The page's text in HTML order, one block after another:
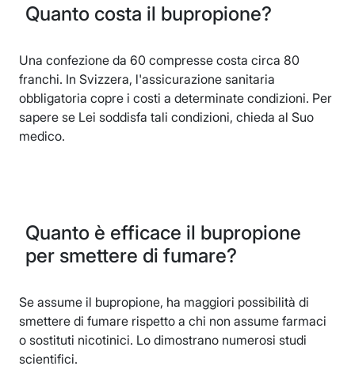
Quanto costa il bupropione?
Una confezione da 60 compresse costa circa 80
franchi. In Svizzera, l'assicurazione sanitaria
obbligatoria copre i costi a determinate condizioni. Per
sapere se Lei soddisfa tali condizioni, chieda al Suo
medico.
Quanto è efficace il bupropione
per smettere di fumare?
Se assume il bupropione, ha maggiori possibilità di
smettere di fumare rispetto a chi non assume farmaci
o sostituti nicotinici. Lo dimostrano numerosi studi
scientifici.